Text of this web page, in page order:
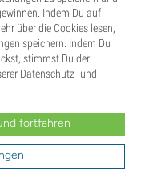
auf Lager
und Holzpfeife,
Indem Du auf
über die Cookies lesen,
speichern. Indem Du
stimmst Du der
Datenschutz- und
fortfahren